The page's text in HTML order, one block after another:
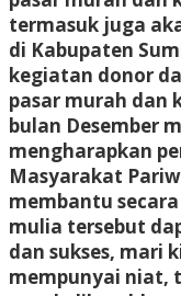
termasuk juga
di Kabupaten
kegiatan donor
pasar murah dan
bulan Desember
mengharapkan
Masyarakat
membantu
mulia tersebut
dan sukses, mari
mempunyai niat,